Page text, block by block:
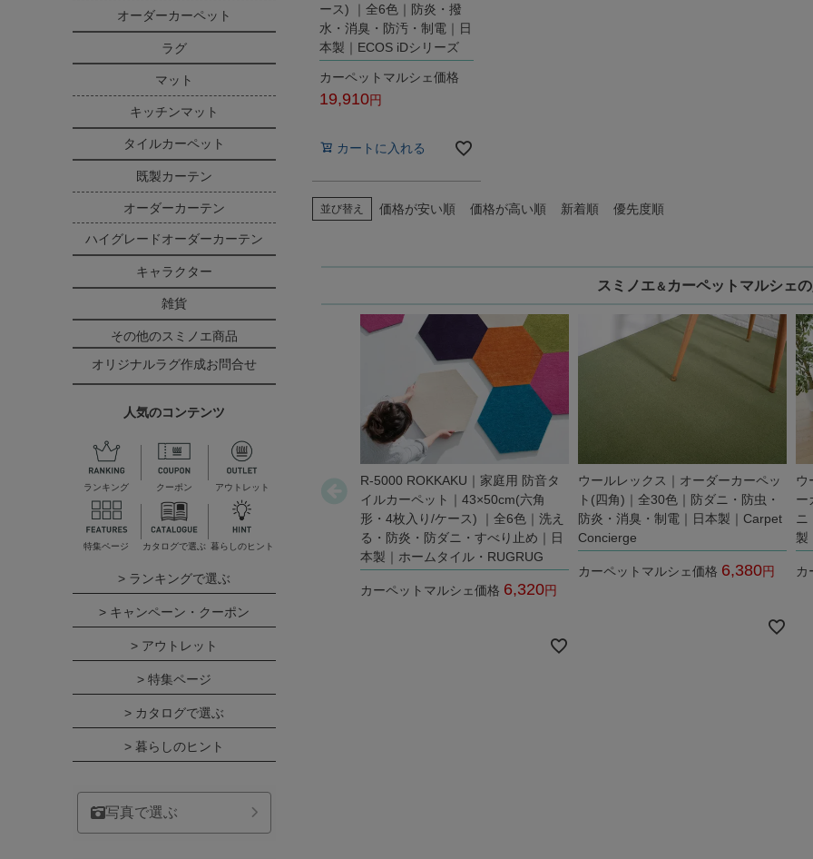
オーダーカーペット
ラグ
マット
キッチンマット
タイルカーペット
既製カーテン
オーダーカーテン
ハイグレードオーダーカーテン
キャラクター
雑貨
その他のスミノエ商品
オリジナルラグ作成お問合せ
人気のコンテンツ
ランキング クーポン アウトレット
特集ページ カタログで選ぶ 暮らしのヒント
> ランキングで選ぶ
> キャンペーン・クーポン
> アウトレット
> 特集ページ
> カタログで選ぶ
> 暮らしのヒント
写真で選ぶ
ース) ｜全6色｜防炎・撥
水・消臭・防汚・制電｜日
本製｜ECOS iDシリーズ
カーペットマルシェ価格
19,910
カートに入れる
並び替え 価格が安い順 価格が高い順 新着順 優先度順
スミノエ＆ カーペットマルシェ
R-5000 ROKKAKU｜家庭用 防音タ
イルカーペット｜43×50cm(六角
形・4枚入り/ケース) ｜全6色｜洗え
る・防炎・防ダニ・すべり止め｜日
本製｜ホームタイル・RUGRUG
カーペットマルシェ価格 6,320
ウールレックス｜オーダーカーペッ
ト(四角)｜全30色｜防ダニ・防虫・
防炎・消臭・制電｜日本製｜Carpet
Concierge
カーペットマルシェ価格 6,380
ウ
ー
製
カ